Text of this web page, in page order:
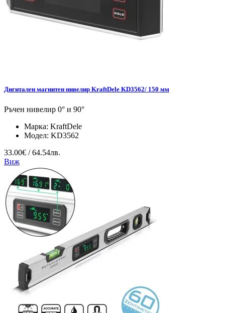
Дигитален магнитен нивелир KraftDele KD3562/ 150 мм
Ръчен нивелир 0° и 90°
Марка: KraftDele
Модел: KD3562
33.00€ / 64.54лв.
Виж